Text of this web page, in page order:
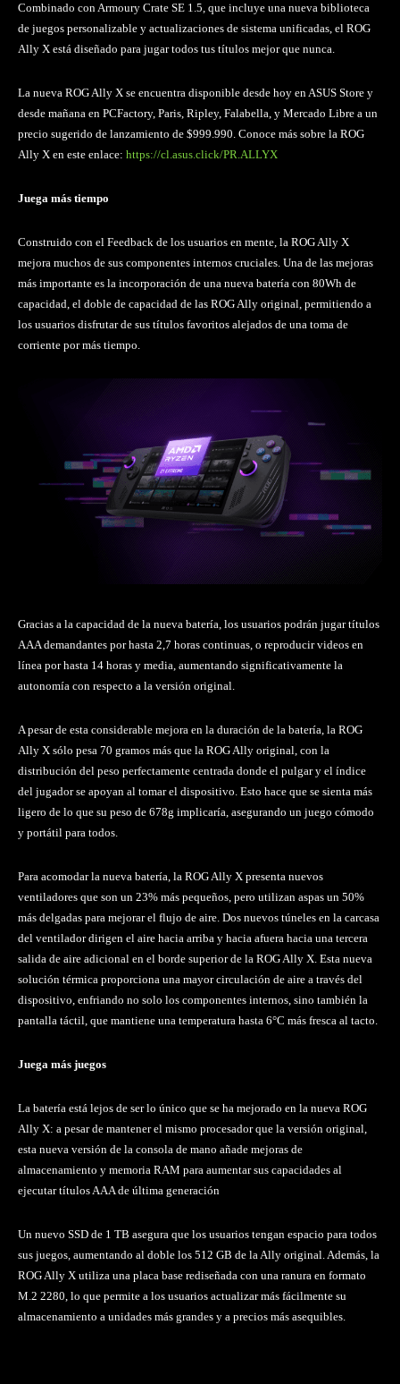
Combinado con Armoury Crate SE 1.5, que incluye una nueva biblioteca
de juegos personalizable y actualizaciones de sistema unificadas, el ROG
Ally X está diseñado para jugar todos tus títulos mejor que nunca.
La nueva ROG Ally X se encuentra disponible desde hoy en ASUS Store y
desde mañana en PCFactory, Paris, Ripley, Falabella, y Mercado Libre a un
precio sugerido de lanzamiento de $999.990. Conoce más sobre la ROG
Ally X en este enlace: https://cl.asus.click/PR.ALLYX
Juega más tiempo
Construido con el Feedback de los usuarios en mente, la ROG Ally X
mejora muchos de sus componentes internos cruciales. Una de las mejoras
más importante es la incorporación de una nueva batería con 80Wh de
capacidad, el doble de capacidad de las ROG Ally original, permitiendo a
los usuarios disfrutar de sus títulos favoritos alejados de una toma de
corriente por más tiempo.
Gracias a la capacidad de la nueva batería, los usuarios podrán jugar títulos
AAA demandantes por hasta 2,7 horas continuas, o reproducir videos en
línea por hasta 14 horas y media, aumentando significativamente la
autonomía con respecto a la versión original.
A pesar de esta considerable mejora en la duración de la batería, la ROG
Ally X sólo pesa 70 gramos más que la ROG Ally original, con la
distribución del peso perfectamente centrada donde el pulgar y el índice
del jugador se apoyan al tomar el dispositivo. Esto hace que se sienta más
ligero de lo que su peso de 678g implicaría, asegurando un juego cómodo
y portátil para todos.
Para acomodar la nueva batería, la ROG Ally X presenta nuevos
ventiladores que son un 23% más pequeños, pero utilizan aspas un 50%
más delgadas para mejorar el flujo de aire. Dos nuevos túneles en la carcasa
del ventilador dirigen el aire hacia arriba y hacia afuera hacia una tercera
salida de aire adicional en el borde superior de la ROG Ally X. Esta nueva
solución térmica proporciona una mayor circulación de aire a través del
dispositivo, enfriando no solo los componentes internos, sino también la
pantalla táctil, que mantiene una temperatura hasta 6°C más fresca al tacto.
Juega más juegos
La batería está lejos de ser lo único que se ha mejorado en la nueva ROG
Ally X: a pesar de mantener el mismo procesador que la versión original,
esta nueva versión de la consola de mano añade mejoras de
almacenamiento y memoria RAM para aumentar sus capacidades al
ejecutar títulos AAA de última generación
Un nuevo SSD de 1 TB asegura que los usuarios tengan espacio para todos
sus juegos, aumentando al doble los 512 GB de la Ally original. Además, la
ROG Ally X utiliza una placa base rediseñada con una ranura en formato
M.2 2280, lo que permite a los usuarios actualizar más fácilmente su
almacenamiento a unidades más grandes y a precios más asequibles.